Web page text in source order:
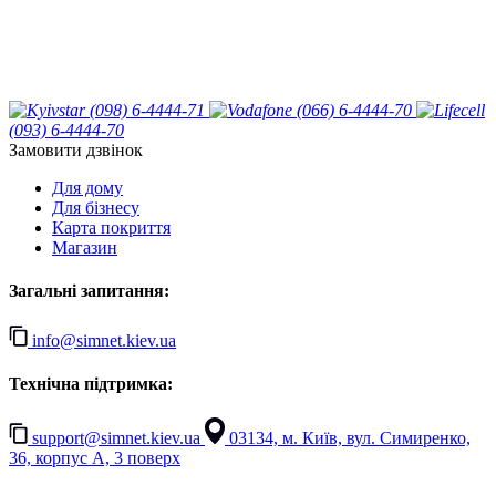
(098) 6-4444-71
(066) 6-4444-70
(093) 6-4444-70
Замовити дзвінок
Для дому
Для бізнесу
Карта покриття
Магазин
Загальні запитання:
info@simnet.kiev.ua
Технічна підтримка:
support@simnet.kiev.ua
03134, м. Київ, вул. Симиренко,
36, корпус А, 3 поверх